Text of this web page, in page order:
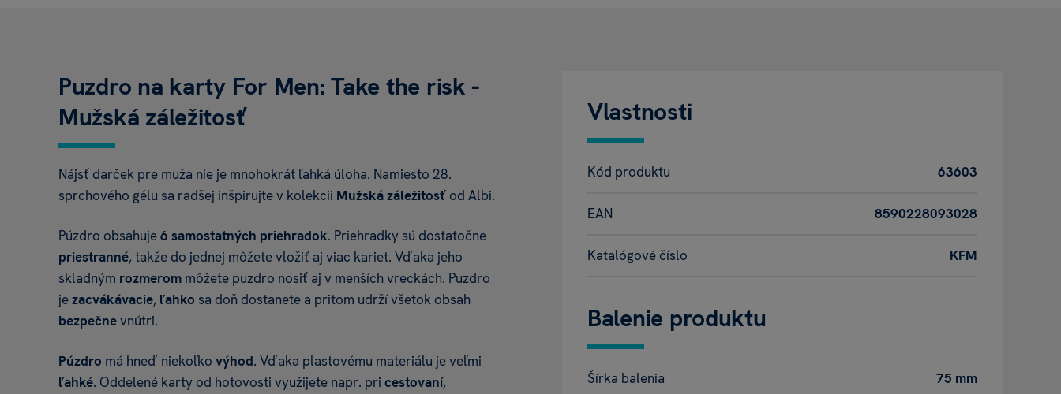
Puzdro na karty For Men: Take the risk -
Mužská záležitosť
Nájsť darček pre muža nie je mnohokrát ľahká úloha. Namiesto 28.
sprchového gélu sa radšej inšpirujte v kolekcii Mužská záležitosť od Albi.
Púzdro obsahuje6 samostatných priehradok. Priehradky sú dostatočne
priestranné, takže do jednej môžete vložiť aj viac kariet. Vďaka jeho
skladným rozmerom môžete puzdro nosiť aj v menších vreckách. Puzdro
jezacvákávacie, ľahko sa doň dostanete a pritom udrží všetok obsah
bezpečnevnútri.
Púzdro má hneď niekoľko výhod. Vďaka plastovému materiálu je veľmi
ľahké. Oddelené karty od hotovosti využijete napr. pri cestovaní,
Vlastnosti
Kód produktu 63603
EAN 8590228093028
Katalógové číslo KFM
Balenie produktu
Šírka balenia 75 mm